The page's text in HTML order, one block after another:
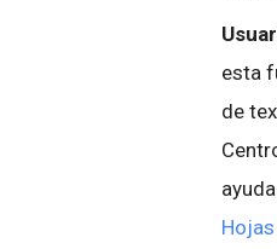
esta
de